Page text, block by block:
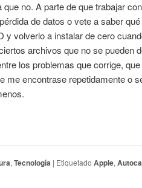
que no. A parte de que trabajar
de datos o vete a saber
y volverlo a instalar de cero
archivos que no se pueden
los problemas que corrige,
me encontrase repetidamente o
,Tecnología | Etiquetado Apple,